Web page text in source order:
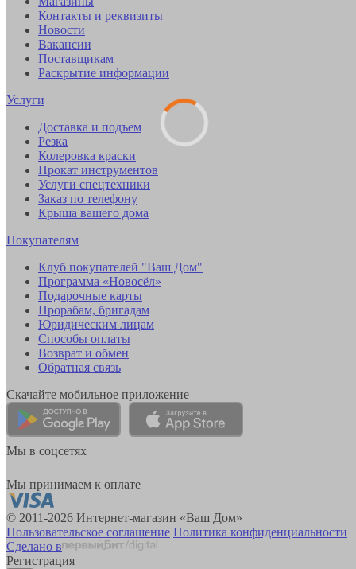
Контакты и реквизиты
Новости
Вакансии
Поставщикам
Раскрытие информации
Услуги
Доставка и подъем
Резка
Колеровка краски
Прокат инструментов
Услуги спецтехники
Заказ по телефону
Крыша вашего дома
Покупателям
Клуб покупателей "Ваш Дом"
Программа «Новосёл»
Подарочные карты
Прорабам, бригадам
Юридическим лицам
Способы оплаты
Возврат и обмен
Обратная связь
Скачайте мобильное приложение
Мы в соцсетях
Мы принимаем к оплате
© 2011-2026 Интернет-магазин «Ваш Дом»
Пользовательское соглашение Политика конфиденциальности
Сделано в
Регистрация